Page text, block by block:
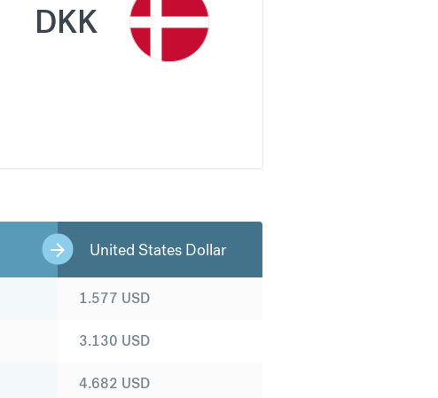
DKK
United States Dollar
1.577 USD
3.130 USD
4.682 USD